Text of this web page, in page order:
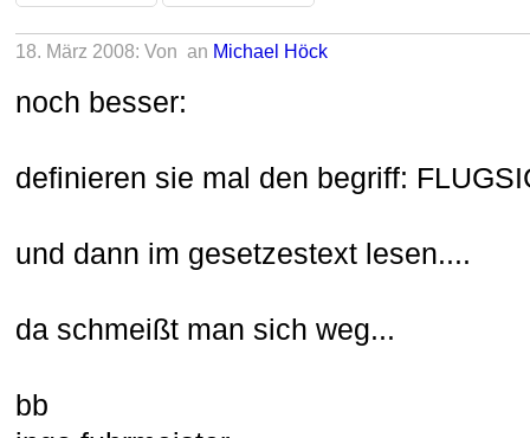
18. März 2008: Von an Michael Höck
noch besser:
definieren sie mal den begriff:
und dann im gesetzestext lesen....
da schmeißt man sich weg...
bb